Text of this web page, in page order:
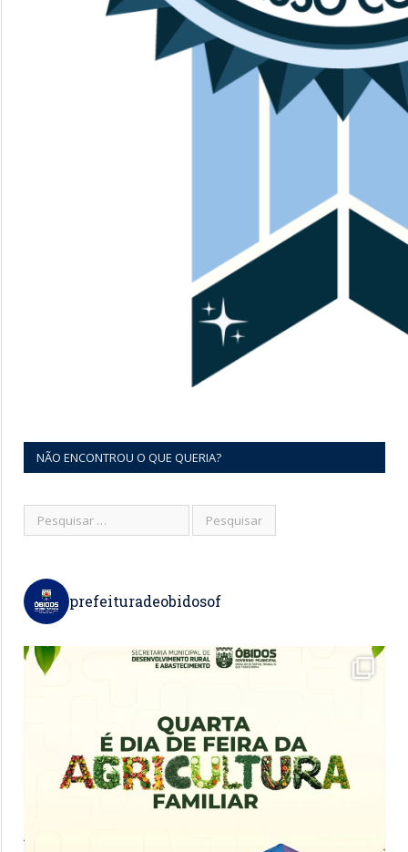
NÃO ENCONTROU O QUE QUERIA?
prefeituradeobidosof